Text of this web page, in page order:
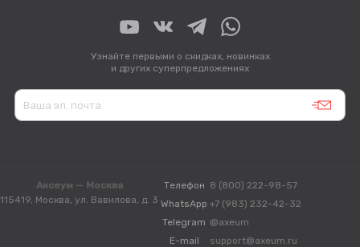
Узнайте первыми о скидках, новинках
и других суперпредложениях
Аксеум — Москва
115419, Москва, ул. Вавилова, д. 3
Телефон 8 (800) 222-98-57
WhatsApp +7 (983) 232-42-32
Telegram @axeum
E-mail
support@axeum.ru